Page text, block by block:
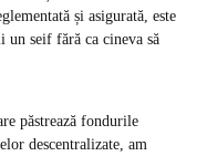
și asigurată, este
un seif fără ca cineva să
păstrează fondurile
descentralizate, am